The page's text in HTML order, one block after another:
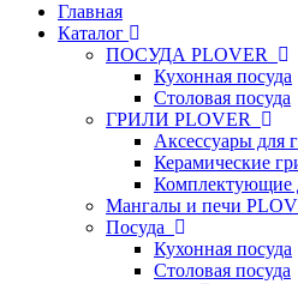
Главная
Каталог
ПОСУДА PLOVER
Кухонная посуда
Столовая посуда
ГРИЛИ PLOVER
Аксессуары для
Керамические
Комплектующие
Мангалы и печи
Посуда
Кухонная посуда
Столовая посуда